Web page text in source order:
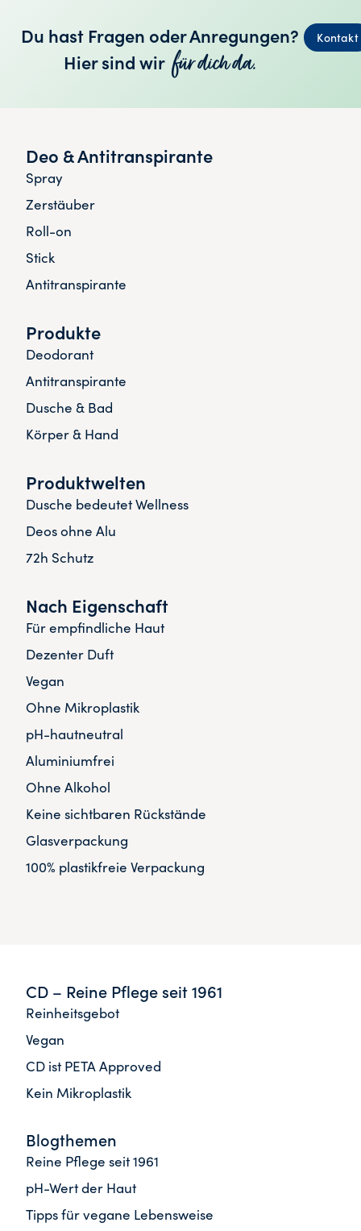
Du hast Fragen oder Anregungen?
Hier sind wir für dich da.
Kontakt
Deo & Antitranspirante
Spray
Zerstäuber
Roll-on
Stick
Antitranspirante
Produkte
Deodorant
Antitranspirante
Dusche & Bad
Körper & Hand
Produktwelten
Dusche bedeutet Wellness
Deos ohne Alu
72h Schutz
Nach Eigenschaft
Für empfindliche Haut
Dezenter Duft
Vegan
Ohne Mikroplastik
pH-hautneutral
Aluminiumfrei
Ohne Alkohol
Keine sichtbaren Rückstände
Glasverpackung
100% plastikfreie Verpackung
CD – Reine Pflege seit 1961
Reinheitsgebot
Vegan
CD ist PETA Approved
Kein Mikroplastik
Blogthemen
Reine Pflege seit 1961
pH-Wert der Haut
Tipps für vegane Lebensweise